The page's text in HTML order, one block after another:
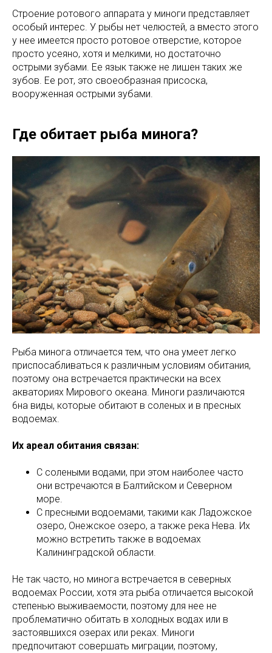
Строение ротового аппарата у миноги представляет
особый интерес. У рыбы нет челюстей, а вместо этого
у нее имеется просто ротовое отверстие, которое
просто усеяно, хотя и мелкими, но достаточно
острыми зубами. Ее язык также не лишен таких же
зубов. Ее рот, это своеобразная присоска,
вооруженная острыми зубами.
Где обитает рыба минога?
Рыба минога отличается тем, что она умеет легко
приспосабливаться к различным условиям обитания,
поэтому она встречается практически на всех
акваториях Мирового океана. Миноги различаются
6на виды, которые обитают в соленых и в пресных
водоемах.
Их ареал обитания связан:
С солеными водами, при этом наиболее часто
они встречаются в Балтийском и Северном
море.
С пресными водоемами, такими как Ладожское
озеро, Онежское озеро, а также река Нева. Их
можно встретить также в водоемах
Калининградской области.
Не так часто, но минога встречается в северных
водоемах России, хотя эта рыба отличается высокой
степенью выживаемости, поэтому для нее не
проблематично обитать в холодных водах или в
застоявшихся озерах или реках. Миноги
предпочитают совершать миграции, поэтому,